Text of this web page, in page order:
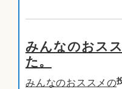
みんなのおス
た。
みんなのおススメの